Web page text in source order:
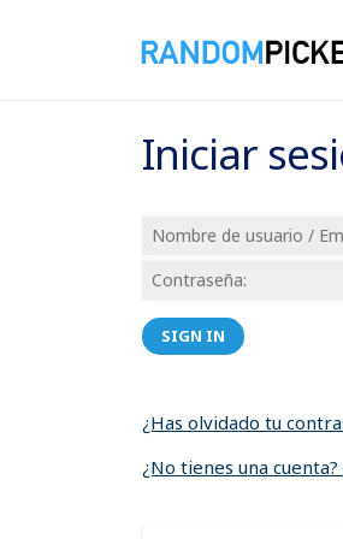
Iniciar
SIGN IN
¿Has olvidado tu
¿No tienes una cuenta?